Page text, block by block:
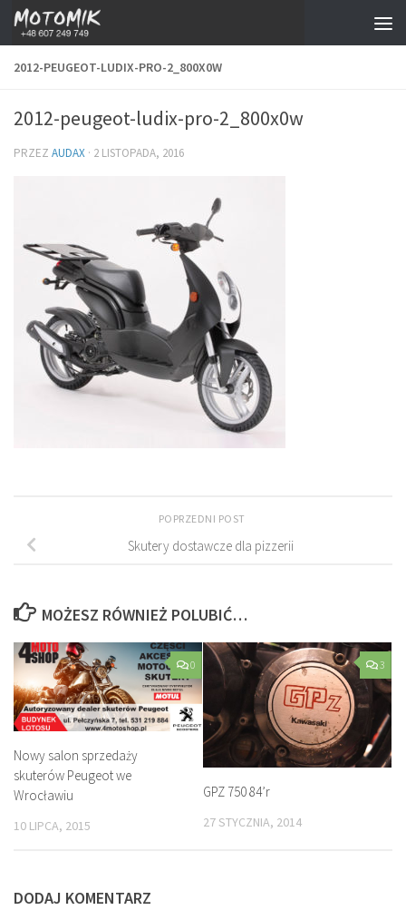
Przejdź do treści
2012-PEUGEOT-LUDIX-PRO-2_800X0W
2012-peugeot-ludix-pro-2_800x0w
PRZEZ AUDAX · 2 LISTOPADA, 2016
POPRZEDNI POST
Skutery dostawcze dla pizzerii
MOŻESZ RÓWNIEŻ POLUBIĆ…
0
Nowy salon sprzedaży
skuterów Peugeot we
Wrocławiu
10 LIPCA, 2015
3
GPZ 750 84’r
27 STYCZNIA, 2014
DODAJ KOMENTARZ